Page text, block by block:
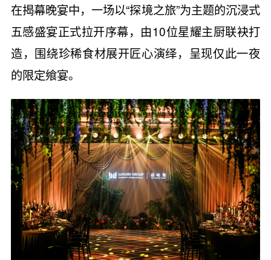
在揭幕晚宴中，一场以“探境之旅”为主题的沉浸式
五感盛宴正式拉开序幕，由10位星耀主厨联袂打
造，围绕珍稀食材展开匠心演绎，呈现仅此一夜
的限定飨宴。